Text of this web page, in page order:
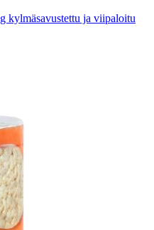
kylmäsavustettu ja viipaloitu